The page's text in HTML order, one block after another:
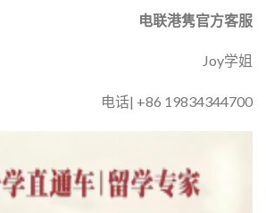
电联港隽官方客服
Joy学姐
电话| +86 19834344700